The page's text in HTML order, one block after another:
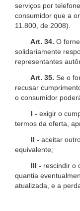
serviços por
consumidor que
11.800, de 2008).
Art. 34. O
solidariamente
representantes
Art. 35. Se o
recusar
o consumidor
I - exigir o
termos da oferta,
II - aceitar
equivalente;
III - rescindir o
quantia
atualizada, e a